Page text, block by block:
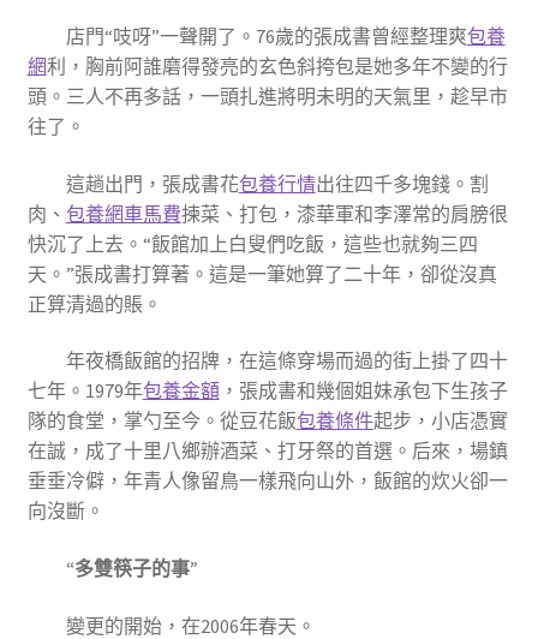
店門“吱呀”一聲開了。76歲的張成書曾經整理爽包養
網利，胸前阿誰磨得發亮的玄色斜挎包是她多年不變的行
頭。三人不再多話，一頭扎進將明未明的天氣里，趁早市
往了。
這趟出門，張成書花包養行情出往四千多塊錢。割
肉、 包養網車馬費揀菜、打包，漆華軍和李澤常的肩膀很
快沉了上去。“飯館加上白叟們吃飯，這些也就夠三四
天。”張成書打算著。這是一筆她算了二十年，卻從沒真
正算清過的賬。
年夜橋飯館的招牌，在這條穿場而過的街上掛了四十
七年。1979年包養金額，張成書和幾個姐妹承包下生孩子
隊的食堂，掌勺至今。從豆花飯包養條件起步，小店憑實
在誠，成了十里八鄉辦酒菜、打牙祭的首選。后來，場鎮
垂垂冷僻，年青人像留鳥一樣飛向山外，飯館的炊火卻一
向沒斷。
“多雙筷子的事”
變更的開始，在2006年春天。